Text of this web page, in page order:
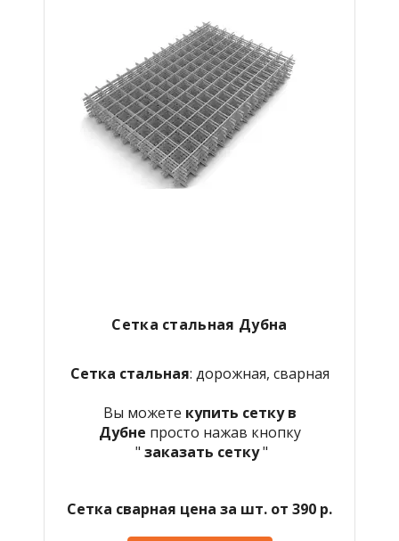
Сетка стальная Дубна
Сетка стальная: дорожная, сварная
Вы можете купить сетку в
Дубне просто нажав кнопку
" заказать сетку"
Сетка сварная цена за шт. от 390 р.